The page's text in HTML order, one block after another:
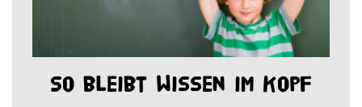
So bleibt Wissen im Kopf